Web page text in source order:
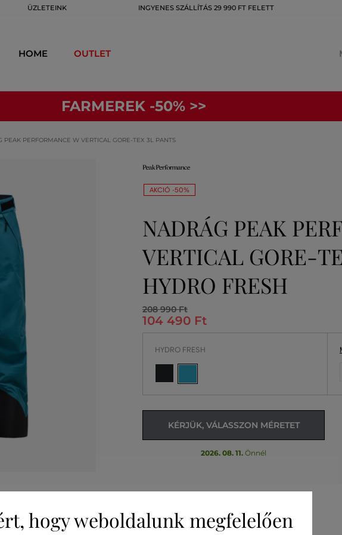
ÜZLETEINK INGYENES SZÁLLÍTÁS 29 990 FT FELETT
HOME OUTLET
FARMEREK -50% >>
PEAK PERFORMANCE W VERTICAL GORE-TEX 3L PANTS
AKCIÓ -50%
NADRÁG PEAK
VERTICAL GORE-
HYDRO FRESH
208 990 Ft
104 490 Ft
HYDRO FRESH
KÉRJÜK, VÁLASSZON MÉRETET
2026. 08. 11. Önnél
hogy weboldalunk megfelelően